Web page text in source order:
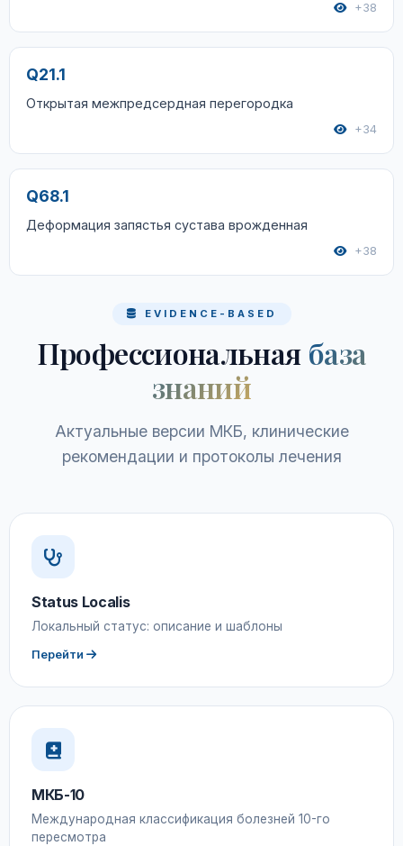
+38
Q21.1
Открытая межпредсердная перегородка
+34
Q68.1
Деформация запястья сустава врожденная
+38
EVIDENCE-BASED
Профессиональная база
знаний
Актуальные версии МКБ, клинические
рекомендации и протоколы лечения
Status Localis
Локальный статус: описание и шаблоны
Перейти
МКБ-10
Международная классификация болезней 10-го
пересмотра